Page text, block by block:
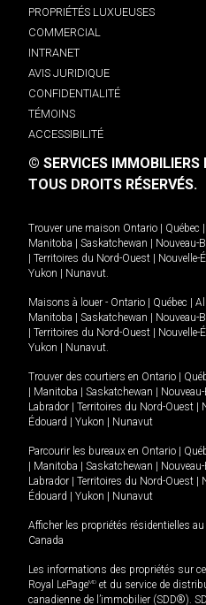
PROPRIÉTÉS LUXUEUSES
COMMERCIAL
INTRANET
AVIS JURIDIQUE
CONFIDENTIALITÉ
TÉMOINS
ACCESSIBILITÉ
© SERVICES IMMOBILIERS
TOUS DROITS RÉSERVÉS.
Trouver une maison Ontario Québec
Manitoba
Saskatchewan Nouveau-
Territoires du Nord-Ouest Nouvelle-
Yukon
Nunavut.
Maisons à louer - Ontario Québec
Manitoba
Saskatchewan Nouveau-
Territoires du Nord-Ouest Nouvelle-
Yukon
Nunavut.
Trouver des courtiers en Ontario
Manitoba Saskatchewan
Labrador
Territoires du Nord-Ouest
Édouard
Yukon Nunavut
Parcourir les bureaux en Ontario
Manitoba Saskatchewan
Labrador
Territoires du Nord-Ouest
Édouard
Yukon Nunavut
Afficher les propriétés résidentielles au
Canada
Les informations des propriétés sur
Royal LePageMD et du service de
canadienne de l’immobilier (SDD®).